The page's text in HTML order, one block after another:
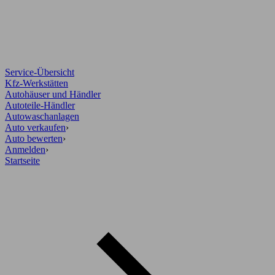
Service-Übersicht
Kfz-Werkstätten
Autohäuser und Händler
Autoteile-Händler
Autowaschanlagen
Auto verkaufen›
Auto bewerten›
Anmelden›
Startseite